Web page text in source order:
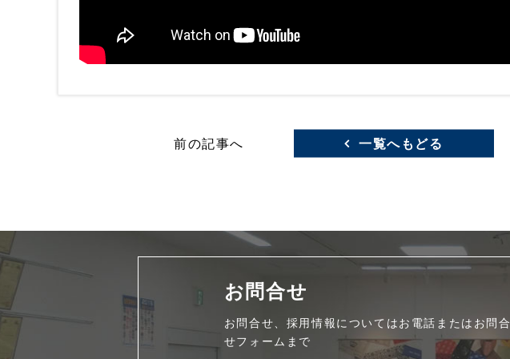
前の記事へ 一覧へもどる
お問合せ
お問合せ、採用情報についてはお電話またはお問合
せフォームまで